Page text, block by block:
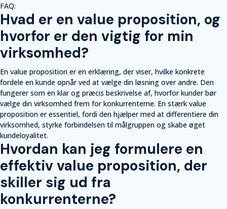
FAQ:
Hvad er en value proposition, og
hvorfor er den vigtig for min
virksomhed?
En value proposition er en erklæring, der viser, hvilke konkrete
fordele en kunde opnår ved at vælge din løsning over andre. Den
fungerer som en klar og præcis beskrivelse af, hvorfor kunder bør
vælge din virksomhed frem for konkurrenterne. En stærk value
proposition er essentiel, fordi den hjælper med at differentiere din
virksomhed, styrke forbindelsen til målgruppen og skabe øget
kundeloyalitet.
Hvordan kan jeg formulere en
effektiv value proposition, der
skiller sig ud fra
konkurrenterne?